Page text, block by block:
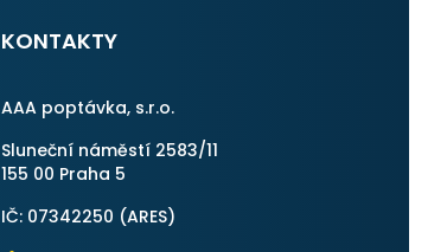
KONTAKTY
AAA poptávka, s.r.o.
Sluneční náměstí 2583/11
155 00 Praha 5
IČ: 07342250 (ARES)